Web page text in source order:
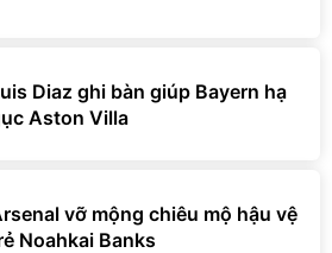
Diaz ghi bàn giúp Bayern hạ
Aston Villa
vỡ mộng chiêu mộ hậu vệ
Noahkai Banks